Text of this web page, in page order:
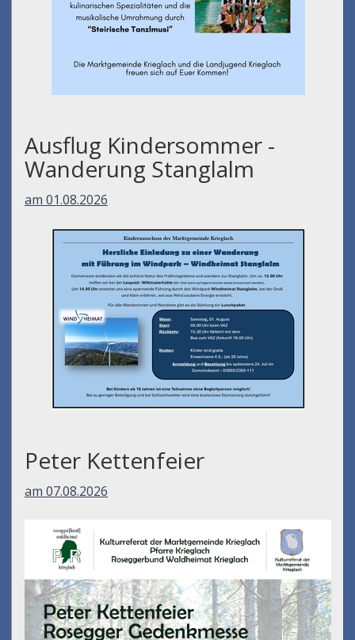
Ausflug Kindersommer -
Wanderung Stanglalm
am 01.08.2026
Peter Kettenfeier
am 07.08.2026